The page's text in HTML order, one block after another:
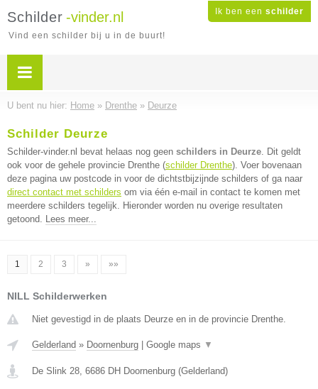
Ik ben een schilder
Schilder -vinder.nl
Vind een schilder bij u in de buurt!
U bent nu hier: Home » Drenthe » Deurze
Schilder Deurze
Schilder-vinder.nl bevat helaas nog geen schilders in Deurze. Dit geldt
ook voor de gehele provincie Drenthe (schilder Drenthe). Voer bovenaan
deze pagina uw postcode in voor de dichtstbijzijnde schilders of ga naar
direct contact met schilders om via één e-mail in contact te komen met
meerdere schilders tegelijk. Hieronder worden nu overige resultaten
getoond. Lees meer...
1 2 3 » »»
NILL Schilderwerken
Niet gevestigd in de plaats Deurze en in de provincie Drenthe.
Gelderland » Doornenburg Google maps ▼
De Slink 28, 6686 DH Doornenburg (Gelderland)